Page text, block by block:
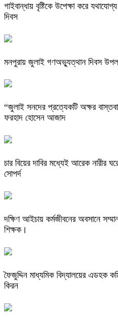
গাইবান্ধায় বৃষ্টিকে উপেক্ষা করে
দিবস
মনপুরায় জুলাই গণঅভ্যুত্থান দিবস
“জুলাই সনদের প্রত্যেকটি অক্ষর
ফরহাদ হোসেন আজাদ
চার বিয়ের দাবির মধ্যেই আরেক নারীর
সোপর্দ
দক্ষিণ আইচায় কর্মজীবনের অবসানে
শিক্ষক।
ফৈজুদ্দিন মাধ্যমিক বিদ্যালয়ের এডহক
কিরন